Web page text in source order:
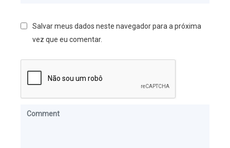
Salvar meus dados neste navegador para a próxima
vez que eu comentar.